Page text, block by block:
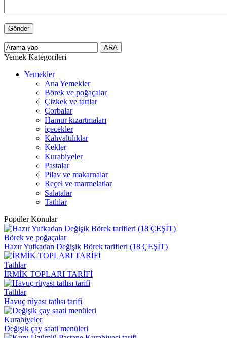
Yemek Kategorileri
Yemekler
Ana Yemekler
Börek ve poğaçalar
Çizkek ve tartlar
Çorbalar
Hamur kızartmaları
içecekler
Kahvaltılıklar
Kekler
Kurabiyeler
Pastalar
Pilav ve makarnalar
Reçel ve marmelatlar
Salatalar
Tatlılar
Popüler Konular
Börek ve poğaçalar
Hazır Yufkadan Değişik Börek tarifleri (18 ÇEŞİT)
Tatlılar
İRMİK TOPLARI TARİFİ
Tatlılar
Havuç rüyası tatlısı tarifi
Kurabiyeler
Değişik çay saati menüleri